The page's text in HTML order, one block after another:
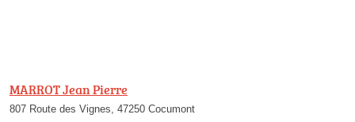
MARROT Jean Pierre
807 Route des Vignes, 47250 Cocumont